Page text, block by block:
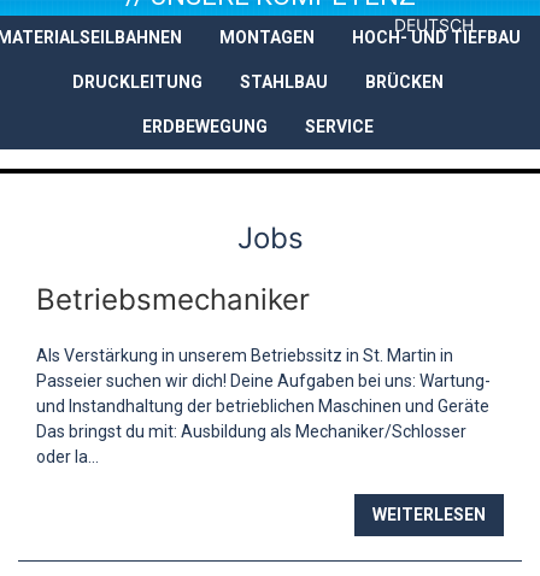
DEUTSCH
UNTERNEHMEN
LEISTUNGEN
MONTAGEN HOCH- UND TIEFBAU
DRUCKLEITUNG STAHLBAU BRÜCKEN
ERDBEWEGUNG SERVICE
Jobs
Betriebsmechaniker
Als Verstärkung in unserem Betriebssitz in St. Martin in
Passeier suchen wir dich! Deine Aufgaben bei uns: Wartung-
und Instandhaltung der betrieblichen Maschinen und Geräte
Das bringst du mit: Ausbildung als Mechaniker/Schlosser
oder la...
WEITERLESEN